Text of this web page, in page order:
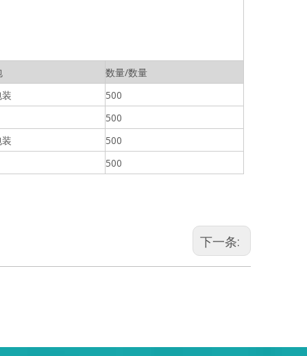
数量/数量
500
500
500
500
下一条: